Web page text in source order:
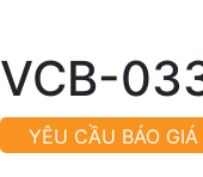
VCB-
YÊU CẦU BÁO GIÁ